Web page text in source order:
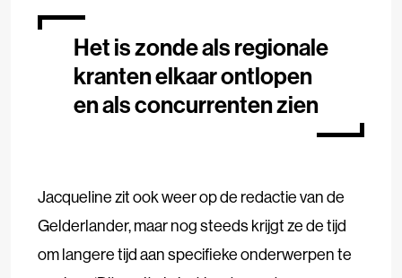
Het is zonde als regionale
kranten elkaar ontlopen
en als concurrenten zien
Jacqueline zit ook weer op de redactie van de
Gelderlander, maar nog steeds krijgt ze de tijd
om langere tijd aan specifieke onderwerpen te